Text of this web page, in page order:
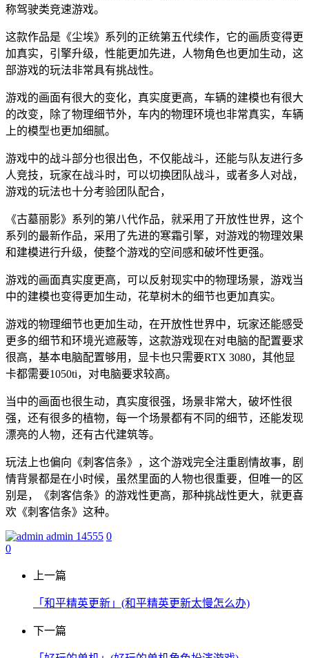
称驾驶类竞速游戏。
这款作品是《尘埃》系列的正统第五代续作，它的画质变得更
加真实，引擎升级，性能更加先进，人物角色也更加生动，这
部游戏的玩法非常具有挑战性。
游戏的画面有很大的变化，真实度更高，车辆的建模也有很大
的改变，除了物理细节外，车内的物理环境也非常真实，车辆
上的模型也更加细腻。
游戏中的战斗部分也很出色，不仅能战斗，还能与队友进行多
人竞技，玩家在战斗时，可以切换团队战斗，或者多人对战，
游戏的玩法也十分考验团队配合，
《古墓丽影》系列的第八代作品，就采用了开放性世界，这个
系列的最新作品，采用了先进的寒霜引擎，对游戏的物理效果
和建模进行升级，使整个游戏的空间感和破坏性更强。
游戏的画面真实度更高，可以反射现实中的物理场景，游戏当
中的建模也变得更加生动，花草树木的细节也更加真实。
游戏的物理细节也更加生动，在开放性世界中，玩家还能感受
更多的细节和环境光遮蔽等，这款游戏现在对电脑的配置要求
很高，基本电脑配置够用，显卡也只需要RTX 3080，其他显
卡都需要1050ti，对电脑要求较高。
当中的画面也很生动，真实度很强，场景非常大，破坏性很
强，还有很多的植物，每一个场景都有不同的细节，还能发现
漂亮的人物，还有古代建筑等。
玩法上也偏向《刺客信条》，这个游戏完全注重剧情故事，剧
情背景都是在小时候，虽然里面的人物也很重要，但唯一的区
别是，《刺客信条》的游戏性更高，那种挑战性更大，就更喜
欢《刺客信条》这种。
admin 14555 0
0
上一篇
「和平精英更新」(和平精英更新太慢怎么办)
下一篇